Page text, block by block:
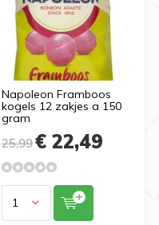
Napoleon Framboos
kogels 12 zakjes a 150
gram
25,99€ 22,49